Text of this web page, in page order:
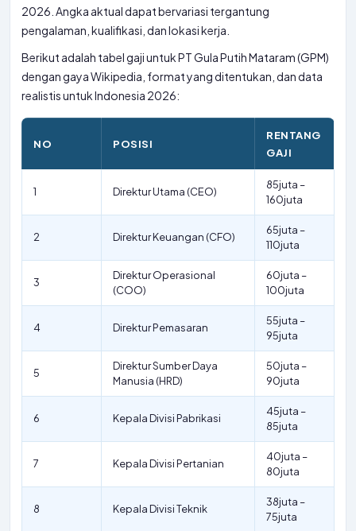
2026. Angka aktual dapat bervariasi tergantung
pengalaman, kualifikasi, dan lokasi kerja.
Berikut adalah tabel gaji untuk PT Gula Putih Mataram (GPM)
dengan gaya Wikipedia, format yang ditentukan, dan data
realistis untuk Indonesia 2026:
NO POSISI
RENTANG
GAJI
1 Direktur Utama (CEO)
85juta –
160juta
2 Direktur Keuangan (CFO)
65juta –
110juta
3
Direktur Operasional
(COO)
60juta –
100juta
4 Direktur Pemasaran
55juta –
95juta
5
Direktur Sumber Daya
Manusia (HRD)
50juta –
90juta
6 Kepala Divisi Pabrikasi
45juta –
85juta
7 Kepala Divisi Pertanian
40juta –
80juta
8 Kepala Divisi Teknik
38juta –
75juta